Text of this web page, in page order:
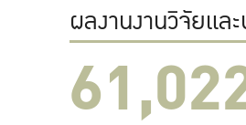
ผลงานงานวิจัยแล